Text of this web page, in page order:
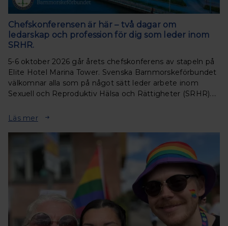
Chefskonferensen är här – två dagar om
ledarskap och profession för dig som leder inom
SRHR.
5-6 oktober 2026 går årets chefskonferens av stapeln på
Elite Hotel Marina Tower. Svenska Barnmorskeförbundet
välkomnar alla som på något sätt leder arbete inom
Sexuell och Reproduktiv Hälsa och Rättigheter (SRHR).
föreläsningar, samtal och workhops.
Läs mer